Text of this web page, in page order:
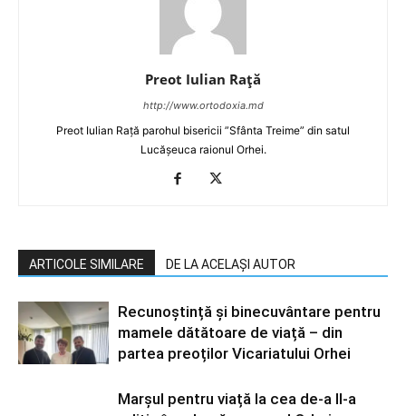
Preot Iulian Raţă
http://www.ortodoxia.md
Preot Iulian Rață parohul bisericii ”Sfânta Treime” din satul
Lucășeuca raionul Orhei.
ARTICOLE SIMILARE DE LA ACELAȘI AUTOR
Recunoștință și binecuvântare pentru
mamele dătătoare de viață – din
partea preoților Vicariatului Orhei
Marșul pentru viață la cea de-a II-a